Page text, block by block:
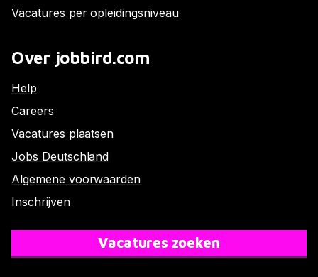
Vacatures per opleidingsniveau
Over jobbird.com
Help
Careers
Vacatures plaatsen
Jobs Deutschland
Algemene voorwaarden
Inschrijven
Vacatures zoeken